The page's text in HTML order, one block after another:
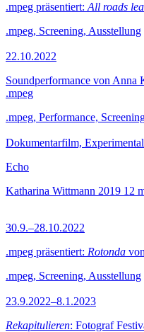
.mpeg präsentiert: All roads
.mpeg, Screening, Ausstellung
22.10.2022
Soundperformance von
.mpeg
.mpeg, Performance,
Dokumentarfilm,
Echo
Katharina Wittmann 2019 12
30.9.–28.10.2022
.mpeg präsentiert: Rotonda
.mpeg, Screening, Ausstellung
23.9.2022–8.1.2023
Rekapitulieren: Fotograf